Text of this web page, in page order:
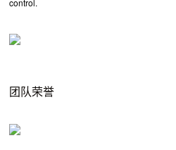
control.
团队荣誉